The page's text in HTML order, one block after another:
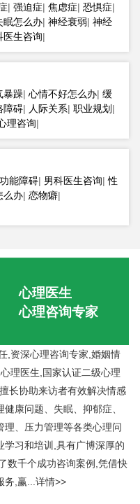
| 强迫症| 焦虑症| 恐惧症|
眠怎么办| 神经衰弱| 神经
医生咨询|
暴躁| 心情不好怎么办| 缓
障碍| 人际关系| 职业规划 |
理咨询|
能障碍| 男科医生咨询|性
么办| 恋物癖|
心理医生
心理咨询专家
,资深心理咨询专家,婚姻情
理医生,国家认证二级心理
长协助来访者有效解决情感
康问题、失眠、抑郁症、
理、压力管理等各类心理问
习和培训,具有广博深厚的
数千个成功咨询案例,凭借快
,赢... 详情>>